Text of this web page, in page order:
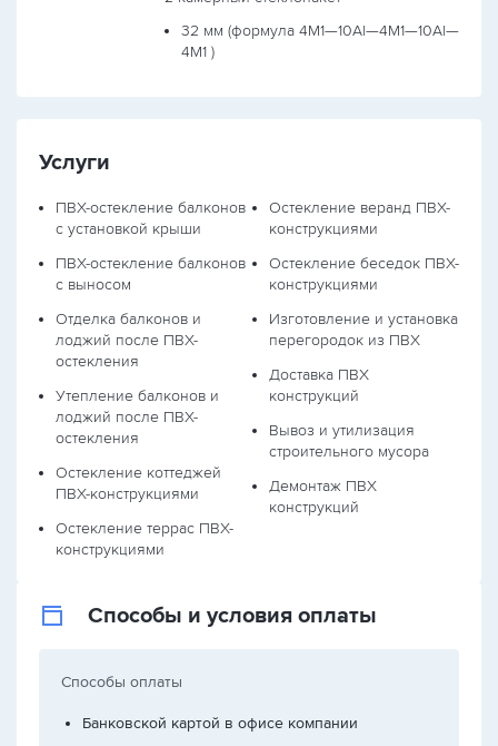
32 мм (формула 4М1—10Al—4М1—10Al—
4М1 )
Услуги
ПВХ-остекление балконов
с установкой крыши
ПВХ-остекление балконов
с выносом
Отделка балконов и
лоджий после ПВХ-
остекления
Утепление балконов и
лоджий после ПВХ-
остекления
Остекление коттеджей
ПВХ-конструкциями
Остекление террас ПВХ-
конструкциями
Остекление веранд ПВХ-
конструкциями
Остекление беседок ПВХ-
конструкциями
Изготовление и установка
перегородок из ПВХ
Доставка ПВХ
конструкций
Вывоз и утилизация
строительного мусора
Демонтаж ПВХ
конструкций
Способы и условия оплаты
Способы оплаты
Банковской картой в офисе компании